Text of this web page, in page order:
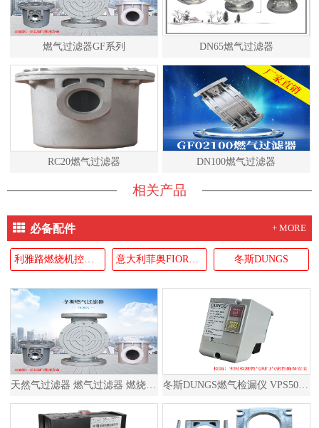
燃气过滤器GF系列 DN65燃气过滤器
RC20燃气过滤器 DN100燃气过滤器
相关产品
必备配件 + MORE
冬斯DUNGS